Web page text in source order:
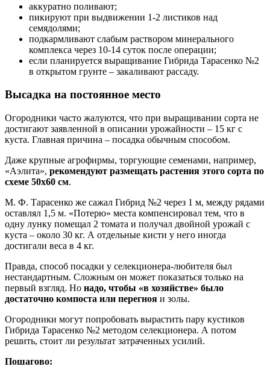
аккуратно поливают;
пикируют при выдвижении 1-2 листиков над
семядолями;
подкармливают слабым раствором минерального
комплекса через 10-14 суток после операции;
если планируется выращивание Гибрида Тарасенко №2
в открытом грунте – закаливают рассаду.
Высадка на постоянное место
Огородники часто жалуются, что при выращивании сорта не
достигают заявленной в описании урожайности – 15 кг с
куста. Главная причина – посадка обычным способом.
Даже крупные агрофирмы, торгующие семенами, например,
«Аэлита», рекомендуют размещать растения этого сорта по
схеме 50х60 см.
М. Ф. Тарасенко же сажал Гибрид №2 через 1 м, между рядами
оставлял 1,5 м. «Потерю» места компенсировал тем, что в
одну лунку помещал 2 томата и получал двойной урожай с
куста – около 30 кг. А отдельные кисти у него иногда
достигали веса в 4 кг.
Правда, способ посадки у селекционера-любителя был
нестандартным. Сложным он может показаться только на
первый взгляд. Но надо, чтобы «в хозяйстве» было
достаточно компоста или перегноя и золы.
Огородники могут попробовать вырастить пару кустиков
Гибрида Тарасенко №2 методом селекционера. А потом
решить, стоит ли результат затраченных усилий.
Пошагово: